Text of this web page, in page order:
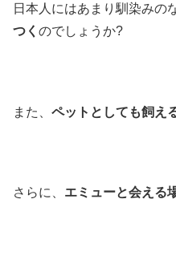
日本人にはあまり馴染みの
つく のでしょうか?
また、 ペットとしても飼え
さらに、 エミューと会える